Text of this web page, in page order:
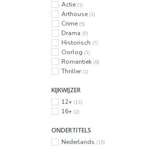
Actie (1)
Arthouse (1)
Crime (5)
Drama (9)
Historisch (7)
Oorlog (1)
Romantiek (6)
Thriller (1)
KIJKWIJZER
12+ (11)
16+ (2)
ONDERTITELS
Nederlands (15)